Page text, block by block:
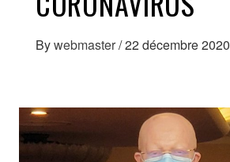
Bywebmaster/22 décembre 2020